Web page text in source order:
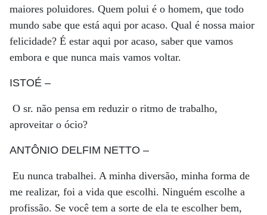
maiores poluidores. Quem polui é o homem, que todo
mundo sabe que está aqui por acaso. Qual é nossa maior
felicidade? É estar aqui por acaso, saber que vamos
embora e que nunca mais vamos voltar.
ISTOÉ –
O sr. não pensa em reduzir o ritmo de trabalho,
aproveitar o ócio?
ANTÔNIO DELFIM NETTO –
Eu nunca trabalhei. A minha diversão, minha forma de
me realizar, foi a vida que escolhi. Ninguém escolhe a
profissão. Se você tem a sorte de ela te escolher bem,